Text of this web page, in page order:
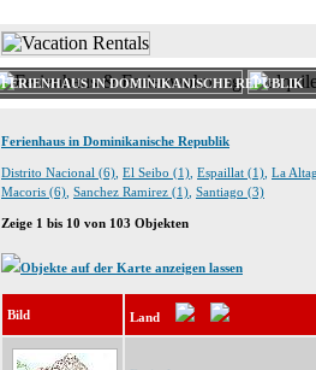
FERIENHAUS IN DOMINIKANISCHE REPUBLIK
Ferienhaus in Dominikanische Republik
Distrito Nacional (6) El Seibo (1) Espaillat (1) La
Macoris (6) Sanchez Ramirez (1) Santiago (3)
Zeige 1 bis 10 von 103 Objekten
Objekte auf der Karte anzeigen lassen
Bild Land